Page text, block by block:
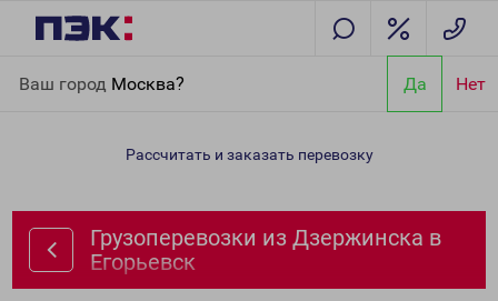
Ваш город Москва? Да Нет
Егорьевск
Рассчитать и заказать перевозку
Грузоперевозки из Дзержинска в
Егорьевск